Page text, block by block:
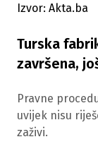
Izvor: Akta.ba
Turska
završena,
Pravne
uvijek nisu
zaživi.